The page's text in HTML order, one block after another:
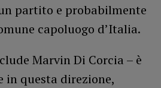
partito e probabilmente
capoluogo d’Italia.
Marvin Di Corcia – è
questa direzione,